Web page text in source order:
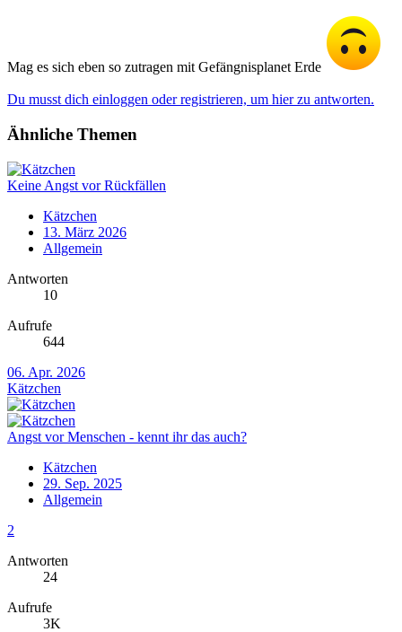
Mag es sich eben so zutragen mit Gefängnisplanet Erde
Du musst dich einloggen oder registrieren, um hier zu antworten.
Ähnliche Themen
Keine Angst vor Rückfällen
Kätzchen
13. März 2026
Allgemein
Antworten
10
Aufrufe
644
06. Apr. 2026
Kätzchen
Angst vor Menschen - kennt ihr das auch?
Kätzchen
29. Sep. 2025
Allgemein
2
Antworten
24
Aufrufe
3K